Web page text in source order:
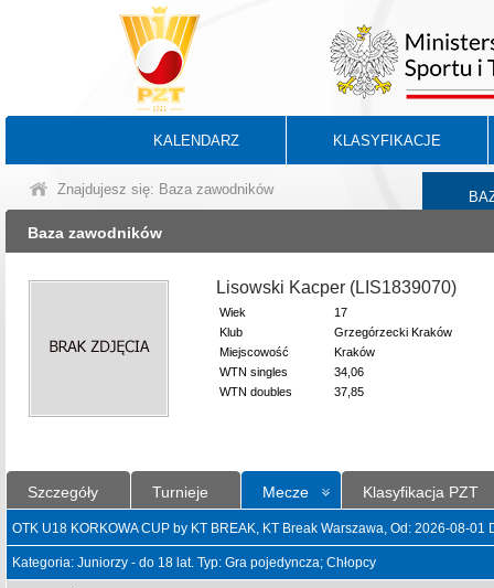
KALENDARZ KLASYFIKACJE
Znajdujesz się: Baza zawodników
Baza zawodników
Lisowski Kacper (LIS1839070)
Wiek
17
Klub
Grzegórzecki Kraków
Miejscowość
Kraków
WTN singles
34,06
WTN doubles
37,85
Szczegóły Turnieje Mecze Klasyfikacja PZT
OTK U18 KORKOWA CUP by KT BREAK, KT Break Warszawa, Od: 2026-08-01
Kategoria: Juniorzy - do 18 lat. Typ: Gra pojedyncza; Chłopcy